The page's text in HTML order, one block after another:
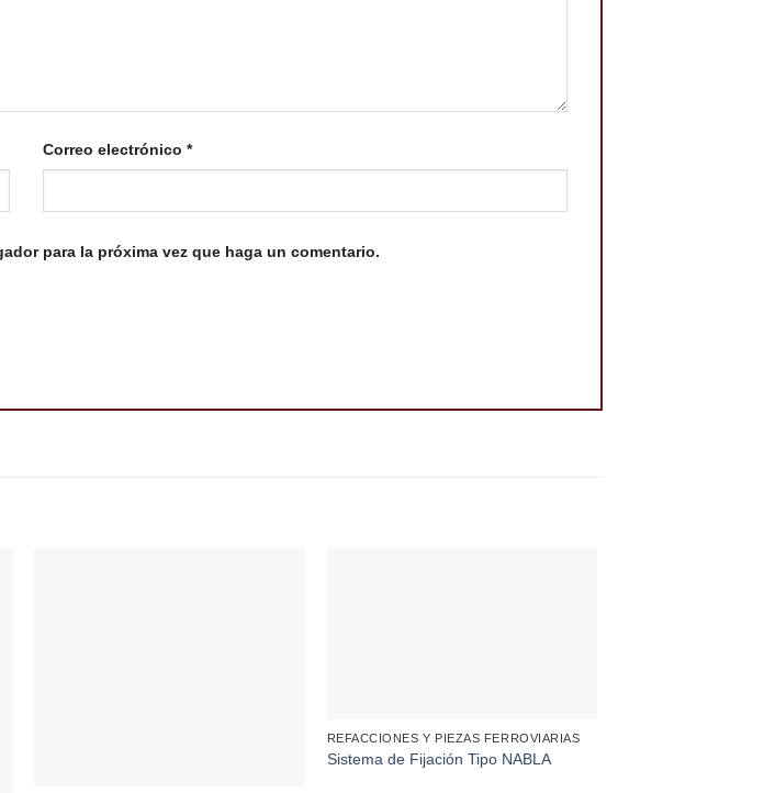
Correo electrónico *
para la próxima vez que haga un comentario.
REFACCIONES Y PIEZAS FERROVIARIAS
Sistema de Fijación Tipo NABLA